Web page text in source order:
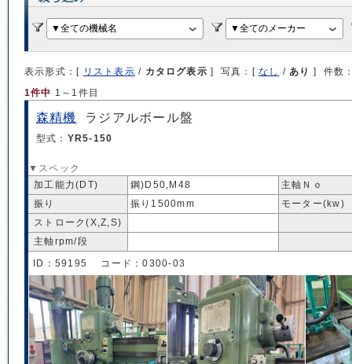
表示形式：[ リスト表示 / カタログ表示 ] 写真：[ なし / あり ] 件数
1件中 1～1件目
森精機 ラジアルボール盤
型式： YR5-150
▼スペック
加工能力(DT)
鋼)D50,M48
主軸Ｎｏ
振り
振り1500mm
モーター(kw)
ストローク(X,Z,S)
主軸rpm/段
ID：59195 コード：0300-03